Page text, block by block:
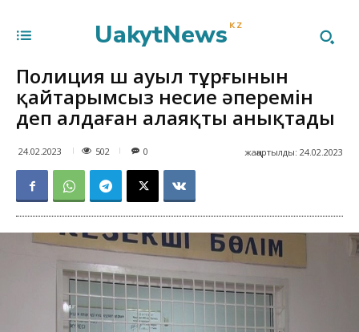
UakytNews KZ
Полиция үш ауыл тұрғынын
қайтарымсыз несие әперемін
деп алдаған алаяқты анықтады
24.02.2023 502 жаңартылды: 24.02.2023
0